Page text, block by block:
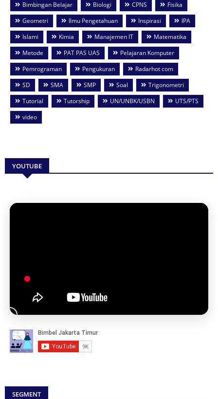
Bimbingan Belajar
Biologi CPNS
Fisika
Geometri
Ilmu Pengetahuan Inspirasi
IPA
Islami
Kimia Manajemen IT
Matematika
Metode
PAT PAS UAS
Pelajaran Komputer
Pemrograman
Pengukuran
Radarhot com
SD
SMA SMP Soal
Trigonometri
Tutorial
Tutorship UN/UNBK/USBN
UTS/PTS
video
YOUTUBE
SEGMENT